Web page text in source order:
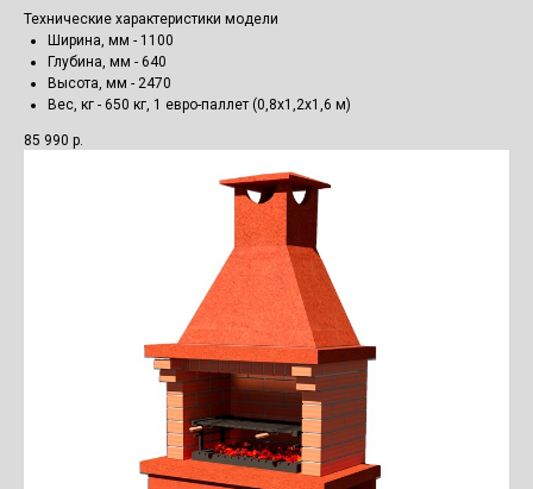
Технические характеристики модели
Ширина, мм - 1100
Глубина, мм - 640
Высота, мм - 2470
Вес, кг - 650 кг, 1 евро-паллет (0,8х1,2х1,6 м)
85 990 р.